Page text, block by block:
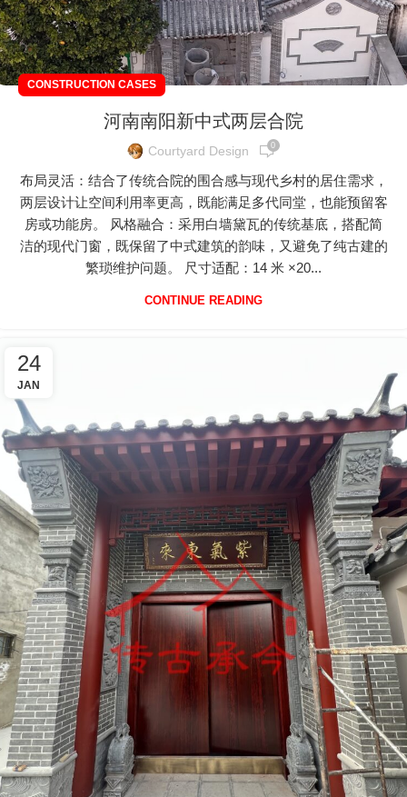
CONSTRUCTION CASES
河南南阳新中式两层合院
Courtyard Design 0
布局灵活：结合了传统合院的围合感与现代乡村的居住需求，
两层设计让空间利用率更高，既能满足多代同堂，也能预留客
房或功能房。 风格融合：采用白墙黛瓦的传统基底，搭配简
洁的现代门窗，既保留了中式建筑的韵味，又避免了纯古建的
繁琐维护问题。 尺寸适配：14 米 ×20...
CONTINUE READING
24
JAN